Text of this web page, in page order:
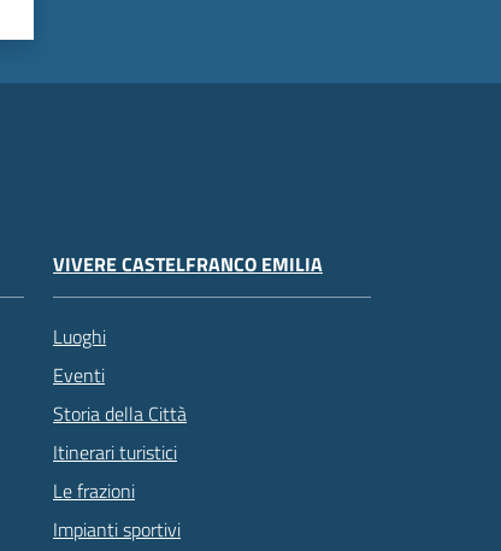
VIVERE CASTELFRANCO EMILIA
Luoghi
Eventi
Storia della Città
Itinerari turistici
Le frazioni
Impianti sportivi